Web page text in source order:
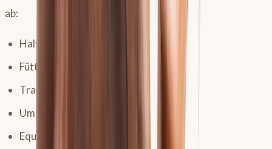
ab:
Haltung
Fütterung
Training
Umgang
Equipment